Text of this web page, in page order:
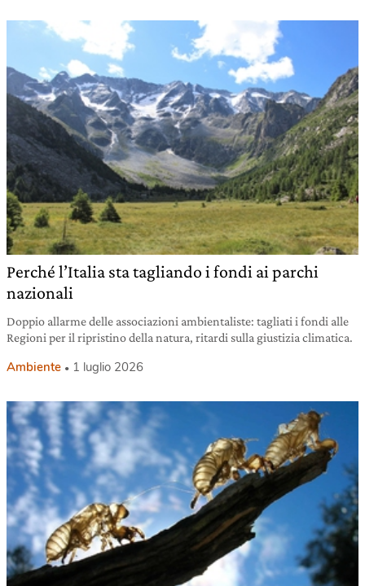
Perché l’Italia sta tagliando i fondi ai parchi
nazionali
Doppio allarme delle associazioni ambientaliste: tagliati i fondi alle
Regioni per il ripristino della natura, ritardi sulla giustizia climatica.
Ambiente 1 luglio 2026